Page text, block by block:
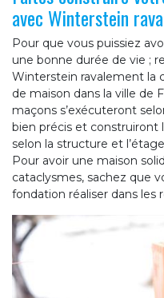
avec Winterstein
Pour que vous puissiez
une bonne durée de vie ;
Winterstein ravalement la
de maison dans la ville de
maçons s’exécuteront
bien précis et
selon la structure et
Pour avoir une maison
cataclysmes, sachez que
fondation réaliser dans les